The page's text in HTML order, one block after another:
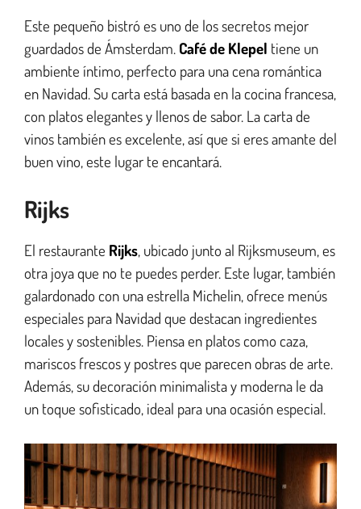
Este pequeño bistró es uno de los secretos mejor
guardados de Ámsterdam. Café de Klepel tiene un
ambiente íntimo, perfecto para una cena romántica
en Navidad. Su carta está basada en la cocina francesa,
con platos elegantes y llenos de sabor. La carta de
vinos también es excelente, así que si eres amante del
buen vino, este lugar te encantará.
Rijks
El restaurante Rijks, ubicado junto al Rijksmuseum, es
otra joya que no te puedes perder. Este lugar, también
galardonado con una estrella Michelin, ofrece menús
especiales para Navidad que destacan ingredientes
locales y sostenibles. Piensa en platos como caza,
mariscos frescos y postres que parecen obras de arte.
Además, su decoración minimalista y moderna le da
un toque sofisticado, ideal para una ocasión especial.